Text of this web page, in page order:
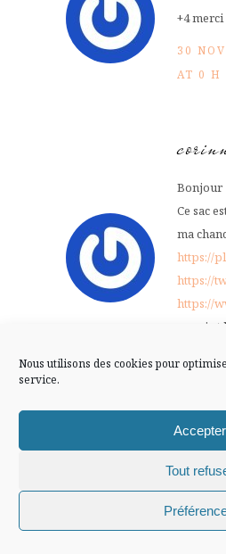
Nous utilisons des cookies pour
service.
Accepter
Tout
+4 merci
30
AT 0 H
Bonjour
Ce sac
ma
https://
https://
https://
merci
30
+3 merci!
30
FLUX
Suivre sur
Mentions légales